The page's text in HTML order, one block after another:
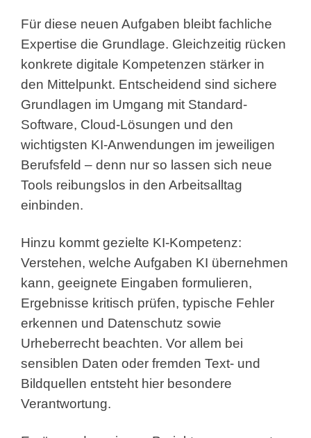
Für diese neuen Aufgaben bleibt fachliche
Expertise die Grundlage. Gleichzeitig rücken
konkrete digitale Kompetenzen stärker in
den Mittelpunkt. Entscheidend sind sichere
Grundlagen im Umgang mit Standard-
Software, Cloud-Lösungen und den
wichtigsten KI-Anwendungen im jeweiligen
Berufsfeld – denn nur so lassen sich neue
Tools reibungslos in den Arbeitsalltag
einbinden.
Hinzu kommt gezielte KI-Kompetenz:
Verstehen, welche Aufgaben KI übernehmen
kann, geeignete Eingaben formulieren,
Ergebnisse kritisch prüfen, typische Fehler
erkennen und Datenschutz sowie
Urheberrecht beachten. Vor allem bei
sensiblen Daten oder fremden Text- und
Bildquellen entsteht hier besondere
Verantwortung.